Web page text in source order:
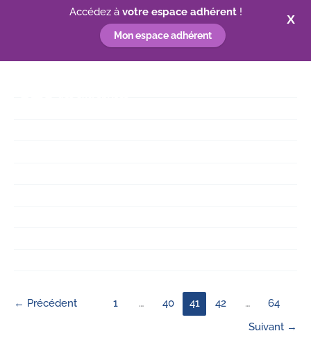
X
Accédez à votre espace adhérent!
Mon espace adhérent
← Précédent 1 … 40 41 42 … 64
Suivant →